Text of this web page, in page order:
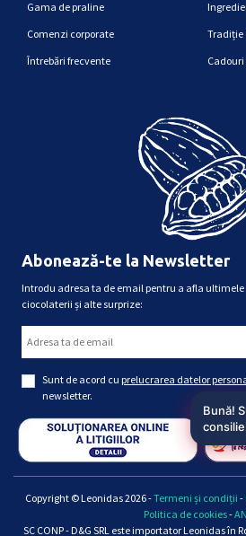
Gama de praline
Comenzi corporate
Întrebări frecvente
Tradiție
Abonează-te la Newsletter
Introdu adresa ta de email pentru a afla
ciocolaterii și alte surprize:
Sunt de acord cu prelucrarea datelor
newsletter.
Copyright © Leonidas 2026 -Termeni și condiții -
Politica de cookies-
SC CONP - D&G SRL este importator Leonidas în
Bună!